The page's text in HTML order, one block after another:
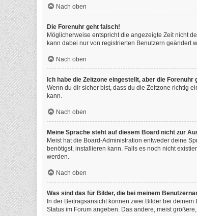
Nach oben
Die Forenuhr geht falsch!
Möglicherweise entspricht die angezeigte Zeit nicht
kann dabei nur von registrierten Benutzern geändert
Nach oben
Ich habe die Zeitzone eingestellt, aber die
Wenn du dir sicher bist, dass du die Zeitzone richtig
kann.
Nach oben
Meine Sprache steht auf diesem Board nicht zur
Meist hat die Board-Administration entweder deine
benötigst, installieren kann. Falls es noch nicht
werden.
Nach oben
Was sind das für Bilder, die bei meinem
In der Beitragsansicht können zwei Bilder bei
Status im Forum angeben. Das andere, meist